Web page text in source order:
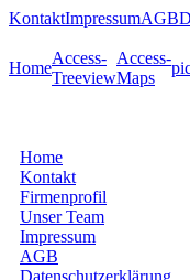
KontaktImpressumAGB
Home
Access-
Treeview
Access-
Maps
Home
Kontakt
Firmenprofil
Unser Team
Impressum
AGB
Datenschutzerklärung